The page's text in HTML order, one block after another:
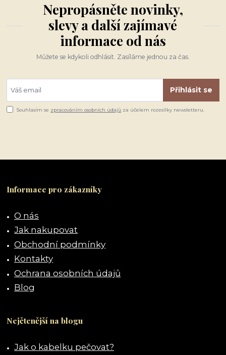
Nepropásněte novinky,
slevy a další zajímavé
informace od nás
Můžete se kdykoli odhlásit. Zasíláme jednou za čas.
Přihlásit se
Souhlasím se zpracováním osobních údajů za účelem rozesílky newsletteru.
Informace pro zákazníky
O nás
Jak nakupovat
Obchodní podmínky
Kontakty
Ochrana osobních údajů
Blog
Nejčtenější na blogu
Jak o kabelku pečovat?